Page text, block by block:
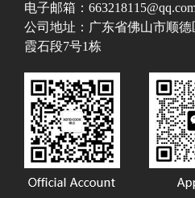
电子邮箱：
公司地址：广东省佛山市顺
霞石段7号1栋